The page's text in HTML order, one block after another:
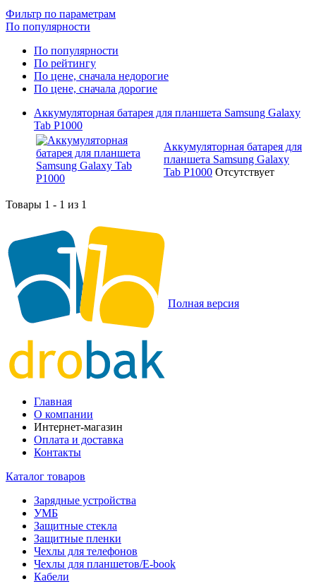
Фильтр по параметрам
По популярности
По популярности
По рейтингу
По цене, сначала недорогие
По цене, сначала дорогие
Аккумуляторная батарея для планшета Samsung Galaxy
Tab P1000
Аккумуляторная батарея для
планшета Samsung Galaxy
Tab P1000 Отсутствует
Товары 1 - 1 из 1
Полная версия
Главная
О компании
Интернет-магазин
Оплата и доставка
Контакты
Каталог товаров
Зарядные устройства
УМБ
Защитные стекла
Защитные пленки
Чехлы для телефонов
Чехлы для планшетов/E-book
Кабели